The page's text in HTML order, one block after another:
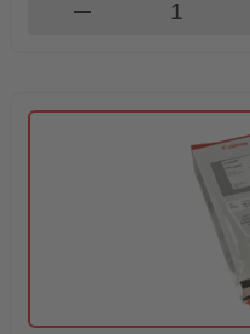
remove